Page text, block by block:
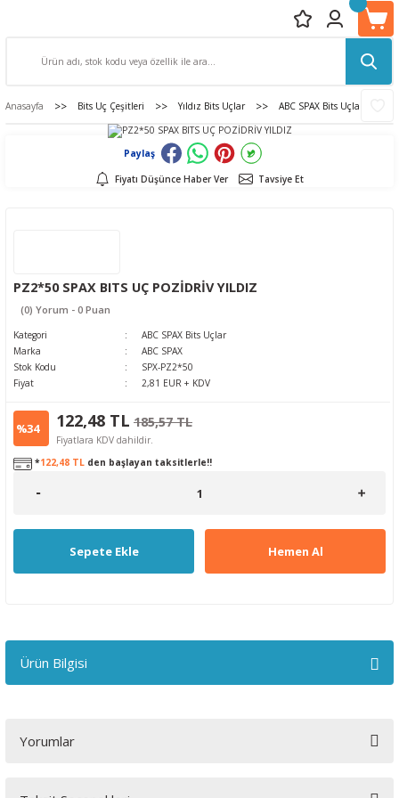
Anasayfa Bits Uç Çeşitleri Yıldız Bits Uçlar ABC SPAX Bits Uçlar
Paylaş
Fiyatı Düşünce Haber Ver Tavsiye Et
PZ2*50 SPAX BITS UÇ POZİDRİV YILDIZ
(0) Yorum - 0 Puan
Kategori
ABC SPAX Bits Uçlar
Marka
ABC SPAX
Stok Kodu
SPX-PZ2*50
Fiyat
2,81 EUR + KDV
%34 122,48 TL 185,57 TL
Fiyatlara KDV dahildir.
*122,48 TL den başlayan taksitlerle!!
Sepete Ekle Hemen Al
Ürün Bilgisi
Yorumlar